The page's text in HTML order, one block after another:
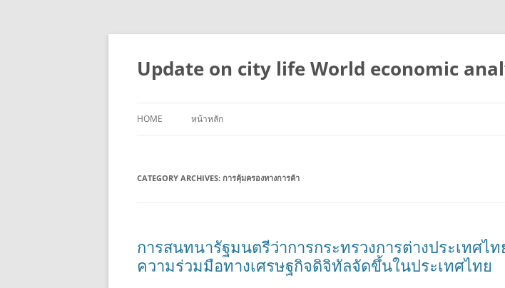
Skip
content
Update on city life World economic
HOME หน้าหลัก
CATEGORY ARCHIVES: การคุ้มครองทางการค้า
การสนทนารัฐมนตรีว่าการกระทรวงการต่างประเทศไท
ความร่วมมือทางเศรษฐกิจดิจิทัลจัดขึ้นในประเทศไทย